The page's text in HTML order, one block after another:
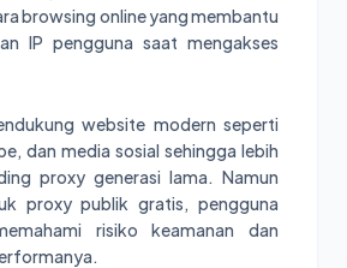
browsing online yang membantu
IP pengguna saat mengakses
website modern seperti
dan media sosial sehingga lebih
proxy generasi lama. Namun
proxy publik gratis, pengguna
risiko keamanan dan